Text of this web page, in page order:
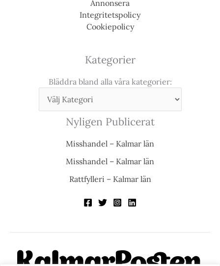
Annonsera
Integritetspolicy
Cookiepolicy
Kategorier
Bläddra bland alla våra kategorier:
Nyligen Publicerat
Misshandel – Kalmar län
Misshandel – Kalmar län
Rattfylleri – Kalmar län